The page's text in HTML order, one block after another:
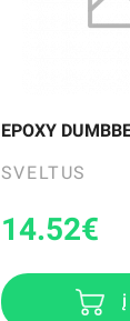
EPOXY
SVELTUS
14.52€